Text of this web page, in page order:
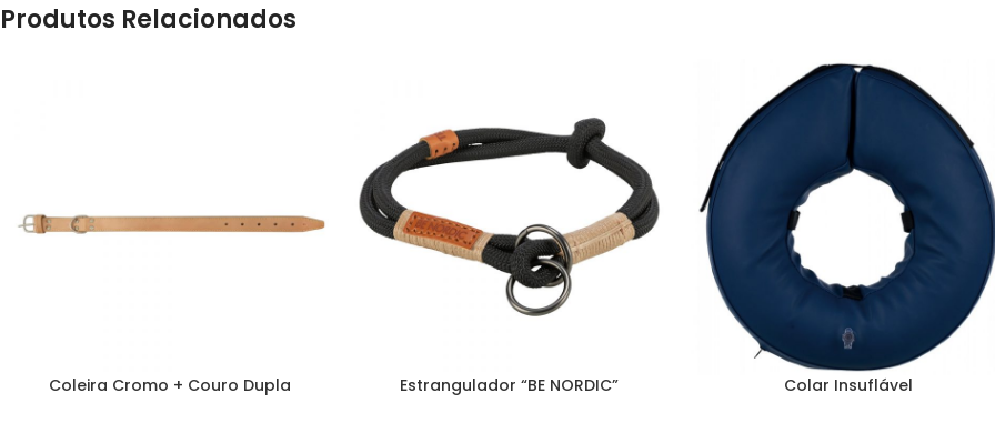
Produtos Relacionados
Coleira Cromo + Couro Dupla Estrangulador “BE NORDIC” Colar Insuflável